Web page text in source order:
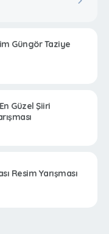
Güngör Taziye
Güzel Şiiri
Resim Yarışması